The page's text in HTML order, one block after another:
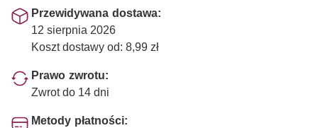
Przewidywana dostawa:
12 sierpnia 2026
Koszt dostawy od: 8,99 zł
Prawo zwrotu:
Zwrot do 14 dni
Metody płatności: